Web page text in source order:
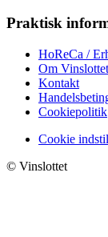
Praktisk
HoReCa /
Om Vinslottet
Kontakt
Cookiepolitik
Cookie
© Vinslottet